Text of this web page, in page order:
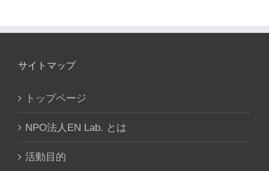
サイトマップ
トップページ
NPO法人EN Lab. とは
活動目的